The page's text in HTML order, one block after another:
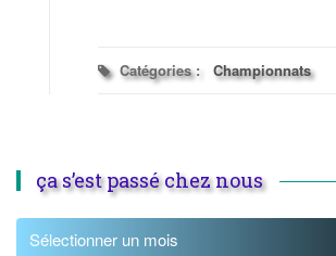
Catégories : Championnats
ça s’est passé chez nous